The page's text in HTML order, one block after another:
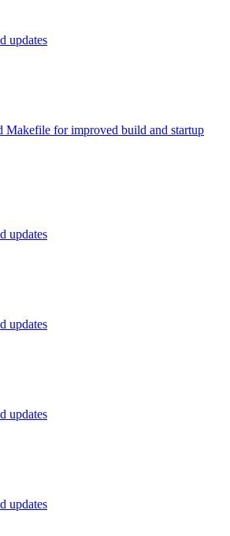
updates
Makefile for improved build and startup
updates
updates
updates
updates